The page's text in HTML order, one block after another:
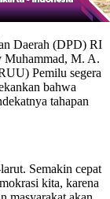
Daerah (DPD) RI
Muhammad, M. A.
Pemilu segera
bahwa
tahapan
Semakin cepat
kita, karena